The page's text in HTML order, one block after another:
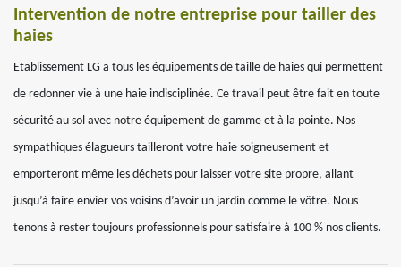
Intervention de notre entreprise pour tailler des
haies
Etablissement LG a tous les équipements de taille de haies qui permettent
de redonner vie à une haie indisciplinée. Ce travail peut être fait en toute
sécurité au sol avec notre équipement de gamme et à la pointe. Nos
sympathiques élagueurs tailleront votre haie soigneusement et
emporteront même les déchets pour laisser votre site propre, allant
jusqu’à faire envier vos voisins d’avoir un jardin comme le vôtre. Nous
tenons à rester toujours professionnels pour satisfaire à 100 % nos clients.